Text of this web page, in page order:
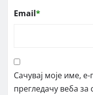
Email*
Сачувај моје име,
прегледачу веба за